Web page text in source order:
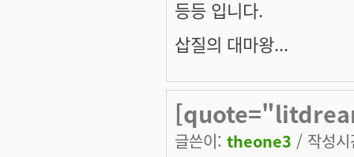
등등 입니다.
삽질의 대마왕...
글쓴이: theone3 / 작성